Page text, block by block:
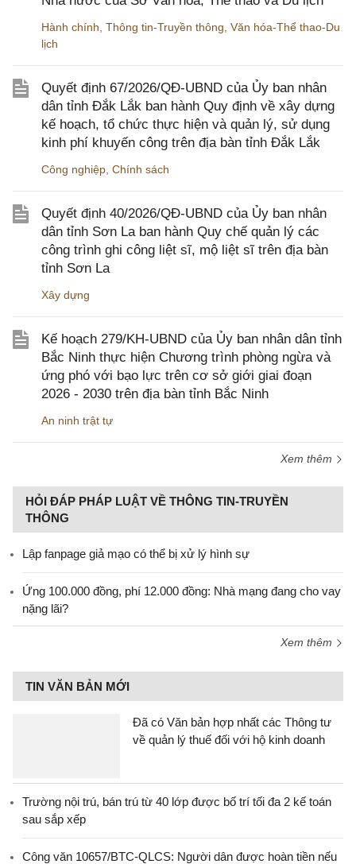
Hành chính Thông tin-Truyền thông Văn hóa-Thể thao-Du
lịch
Quyết định 67/2026/QĐ-UBND của Ủy ban nhân
dân tỉnh Đắk Lắk ban hành Quy định về xây dựng
kế hoạch, tổ chức thực hiện và quản lý, sử dụng
kinh phí khuyến công trên địa bàn tỉnh Đắk Lắk
Công nghiệp Chính sách
Quyết định 40/2026/QĐ-UBND của Ủy ban nhân
dân tỉnh Sơn La ban hành Quy chế quản lý các
công trình ghi công liệt sĩ, mộ liệt sĩ trên địa bàn
tỉnh Sơn La
Xây dựng
Kế hoạch 279/KH-UBND của Ủy ban nhân dân tỉnh
Bắc Ninh thực hiện Chương trình phòng ngừa và
ứng phó với bạo lực trên cơ sở giới giai đoạn
2026 - 2030 trên địa bàn tỉnh Bắc Ninh
An ninh trật tự
Xem thêm
HỎI ĐÁP PHÁP LUẬT VỀ THÔNG TIN-TRUYỀN
THÔNG
Lập fanpage giả mạo có thể bị xử lý hình sự
Ứng 100.000 đồng, phí 12.000 đồng: Nhà mạng đang cho vay
nặng lãi?
Xem thêm
TIN VĂN BẢN MỚI
Đã có Văn bản hợp nhất các Thông tư
về quản lý thuế đối với hộ kinh doanh
Trường nội trú, bán trú từ 40 lớp được bố trí tối đa 2 kế toán
sau sắp xếp
Công văn 10657/BTC-QLCS: Người dân được hoàn tiền nếu